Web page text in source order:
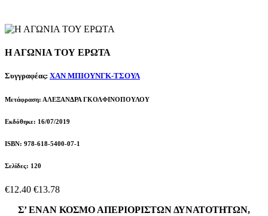
Η ΑΓΩΝΙΑ ΤΟΥ ΕΡΩΤΑ
Συγγραφέας: ΧΑΝ ΜΠΙΟΥΝΓΚ-ΤΣΟΥΛ
Μετάφραση: ΑΛΕΞΑΝΔΡΑ ΓΚΟΛΦΙΝΟΠΟΥΛΟΥ
Εκδόθηκε: 16/07/2019
ISBN: 978-618-5400-07-1
Σελίδες: 120
€12.40 €13.78
Σ’ ΕΝΑΝ ΚΟΣΜΟ ΑΠΕΡΙΟΡΙΣΤΩΝ ΔΥΝΑΤΟΤΗΤΩΝ,